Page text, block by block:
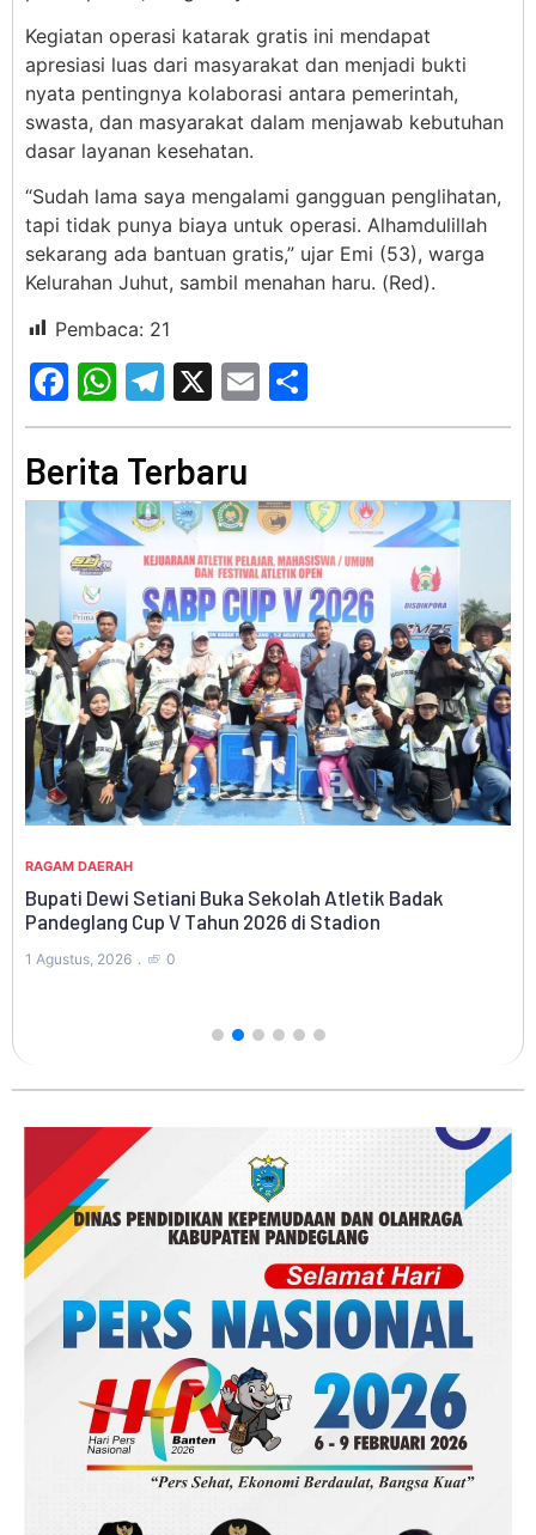
Kegiatan operasi katarak gratis ini mendapat
apresiasi luas dari masyarakat dan menjadi bukti
nyata pentingnya kolaborasi antara pemerintah,
swasta, dan masyarakat dalam menjawab kebutuhan
dasar layanan kesehatan.
“Sudah lama saya mengalami gangguan penglihatan,
tapi tidak punya biaya untuk operasi. Alhamdulillah
sekarang ada bantuan gratis,” ujar Emi (53), warga
Kelurahan Juhut, sambil menahan haru. (Red).
Pembaca: 21
Facebook
WhatsApp
Telegram
X Email
Berita Terbaru
RAGAM DAERAH
Bupati Dewi Setiani Buka Sekolah Atletik Badak
Pandeglang Cup V Tahun 2026 di Stadion
1 Agustus, 2026 0